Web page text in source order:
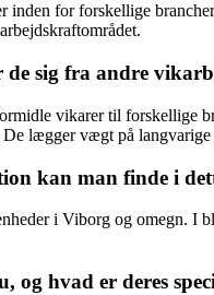
for forskellige
sig fra andre
vikarer til forskellige
lægger vægt på
kan man finde i
i Viborg og omegn. I
og hvad er deres